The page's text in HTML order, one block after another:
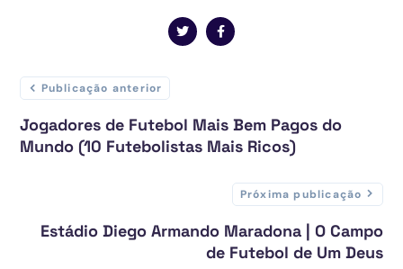
Publicação anterior
Jogadores de Futebol Mais Bem Pagos do
Mundo (10 Futebolistas Mais Ricos)
Próxima publicação
Estádio Diego Armando Maradona | O Campo
de Futebol de Um Deus